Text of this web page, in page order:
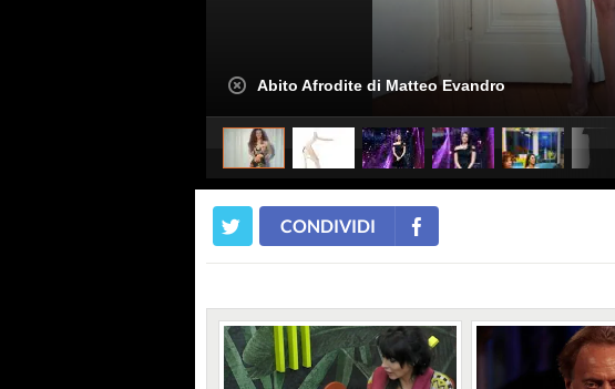
Abito Afrodite di Matteo Evandro
CONDIVIDI